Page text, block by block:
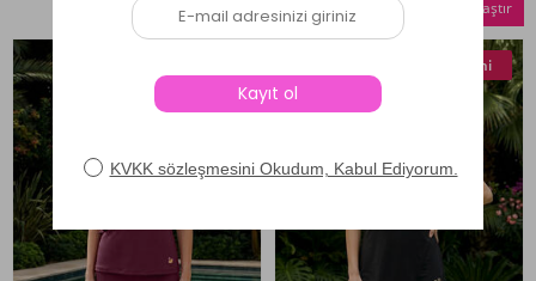
Seçilenleri Karşılaştır
Yeni